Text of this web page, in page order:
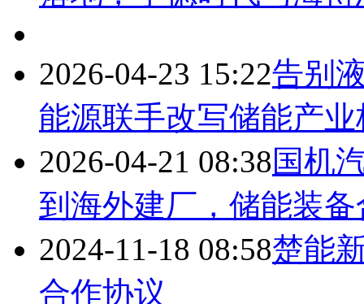
2026-04-23 15:22告别
能源联手改写储能产业
2026-04-21 08:38国机
到海外建厂，储能装
2024-11-18 08:58楚能
合作协议